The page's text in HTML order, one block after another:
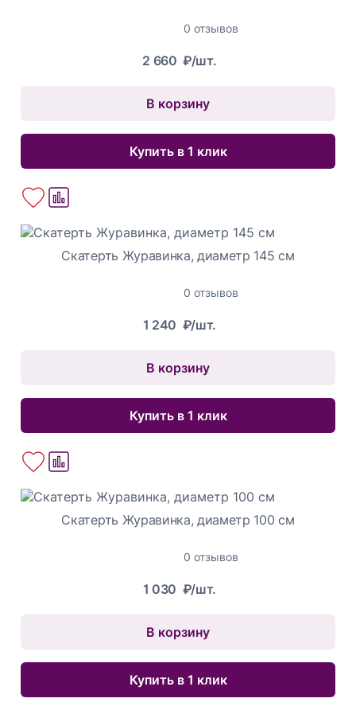
0 отзывов
2 660 ₽/шт.
В корзину
Купить в 1 клик
Скатерть Журавинка, диаметр 145 см
0 отзывов
1 240 ₽/шт.
В корзину
Купить в 1 клик
Скатерть Журавинка, диаметр 100 см
0 отзывов
1 030 ₽/шт.
В корзину
Купить в 1 клик